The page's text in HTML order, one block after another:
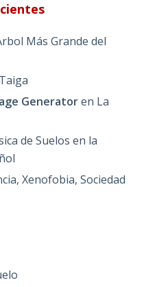
Más Grande del
Generatoren La
de Suelos en la
Xenofobia, Sociedad